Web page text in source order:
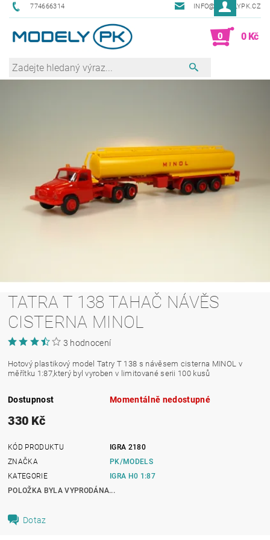
774666314 INFO@MODELYPK.CZ
0 0 Kč
TATRA T 138 TAHAČ NÁVĚS
CISTERNA MINOL
3 hodnocení
Hotový plastikový model Tatry T 138 s návěsem cisterna MINOL v
měřítku 1:87,který byl vyroben v limitované serii 100 kusů
Dostupnost Momentálně nedostupné
330 Kč
KÓD PRODUKTU
IGRA 2180
ZNAČKA
PK/MODELS
KATEGORIE
IGRA H0 1:87
POLOŽKA BYLA VYPRODÁNA...
Dotaz